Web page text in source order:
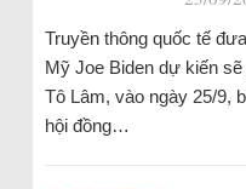
Truyền thông quốc tế
Mỹ Joe Biden dự kiến
Tô Lâm, vào ngày 25/9,
hội đồng…